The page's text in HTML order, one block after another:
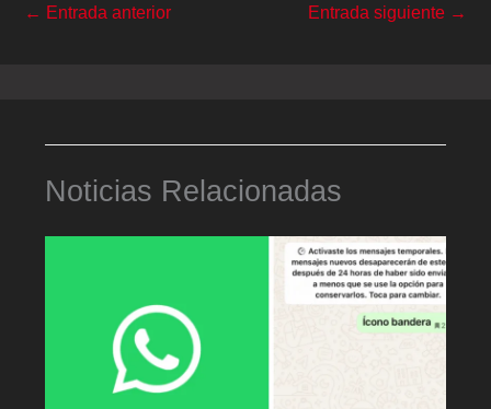
← Entrada anterior Entrada siguiente →
Noticias Relacionadas